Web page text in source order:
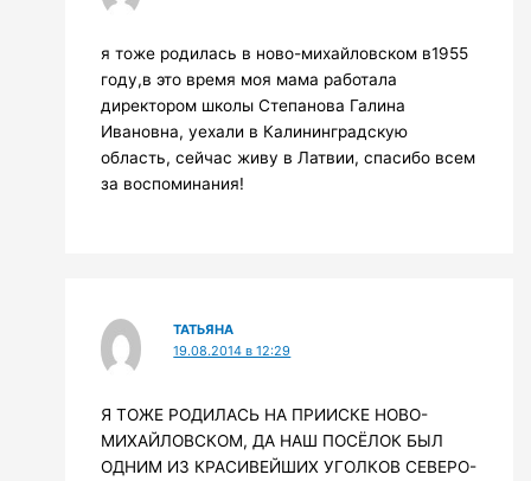
я тоже родилась в ново-михайловском в1955
году,в это время моя мама работала
директором школы Степанова Галина
Ивановна, уехали в Калининградскую
область, сейчас живу в Латвии, спасибо всем
за воспоминания!
ТАТЬЯНА
19.08.2014 в 12:29
Я ТОЖЕ РОДИЛАСЬ НА ПРИИСКЕ НОВО-
МИХАЙЛОВСКОМ, ДА НАШ ПОСЁЛОК БЫЛ
ОДНИМ ИЗ КРАСИВЕЙШИХ УГОЛКОВ СЕВЕРО-